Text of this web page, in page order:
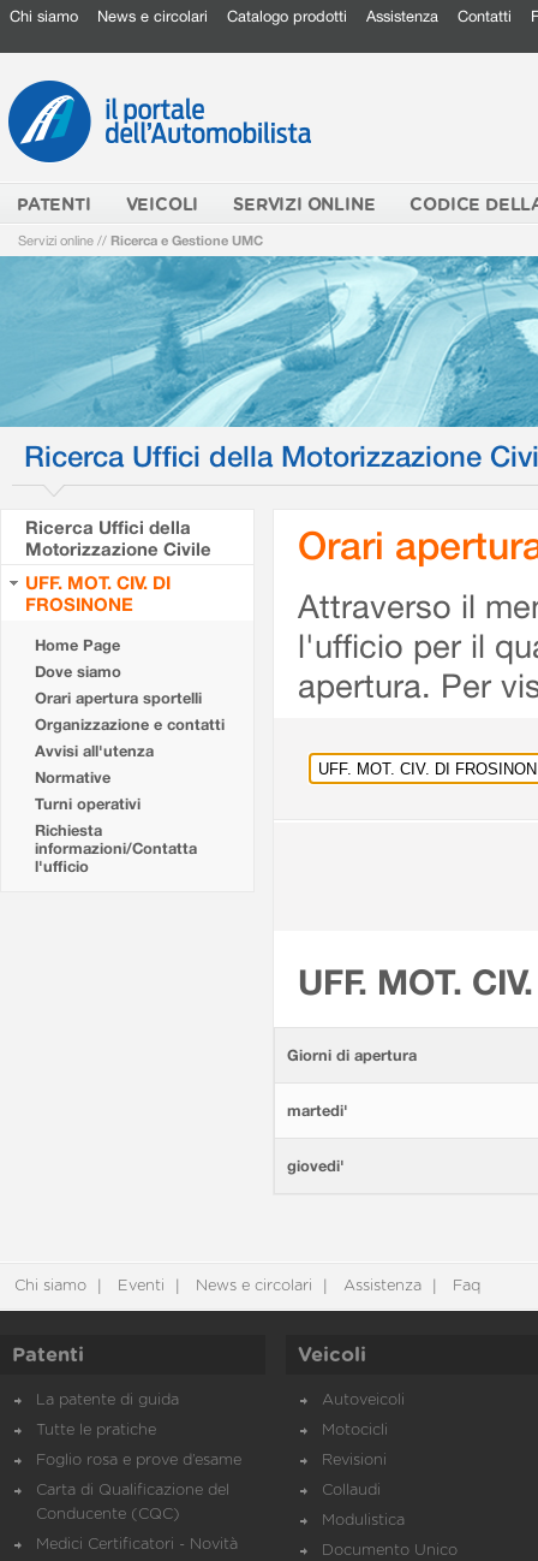
Chi siamo News e circolari Catalogo prodotti Assistenza Contatti
PATENTI VEICOLI SERVIZI ONLINE CODICE
Servizi online // Ricerca e Gestione UMC
Ricerca Uffici della Motorizzazione
Ricerca Uffici della
Motorizzazione Civile
UFF. MOT. CIV. DI
FROSINONE
Home Page
Dove siamo
Orari apertura sportelli
Organizzazione e contatti
Avvisi all'utenza
Normative
Turni operativi
Richiesta
informazioni/Contatta
l'ufficio
Orari
Attraverso il
l'ufficio per il
apertura. Per
UFF. MOT.
Giorni di apertura
martedi'
giovedi'
Chi siamo Eventi News e circolari Assistenza Faq
Patenti
La patente di guida
Tutte le pratiche
Foglio rosa e prove d’esame
Carta di Qualificazione del
Conducente (CQC)
Medici Certificatori - Novità
Veicoli
Autoveicoli
Motocicli
Revisioni
Collaudi
Modulistica
Documento Unico